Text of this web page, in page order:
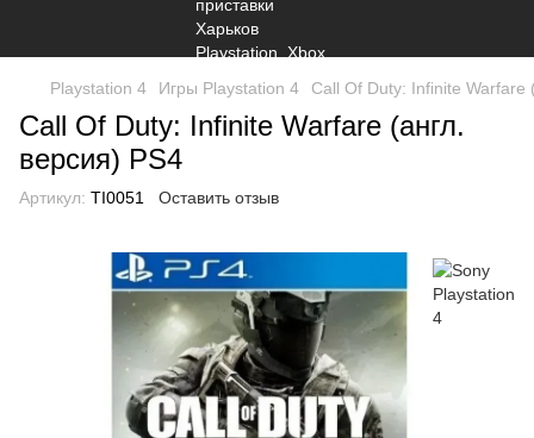
Playstation 4 Игры Playstation 4 Call Of Duty: Infinite Warfare
Call Of Duty: Infinite Warfare (англ.
версия) PS4
Артикул: TI0051 Оставить отзыв